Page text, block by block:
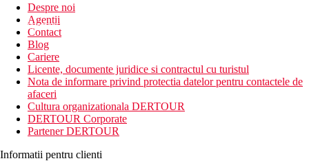
newsletter!
Despre noi
Agentii
Contact
Blog
Cariere
Licente, documente juridice si contractul cu turistul
Nota de informare privind protectia datelor pentru contactele de
afaceri
Cultura organizationala DERTOUR
DERTOUR Corporate
Partener DERTOUR
Informatii pentru clienti